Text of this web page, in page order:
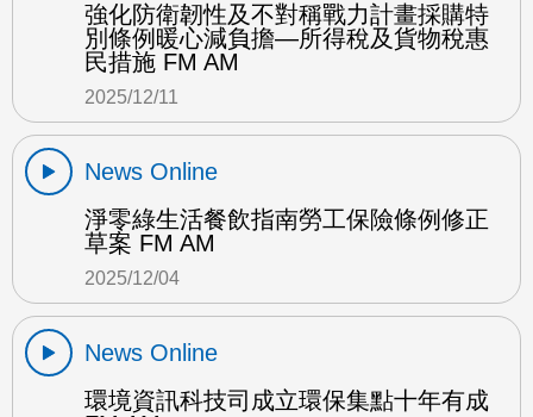
強化防衛韌性及不對稱戰力計畫採購特
別條例暖心減負擔—所得稅及貨物稅惠
民措施 FM AM
2025/12/11
News Online
淨零綠生活餐飲指南勞工保險條例修正
草案 FM AM
2025/12/04
News Online
環境資訊科技司成立環保集點十年有成